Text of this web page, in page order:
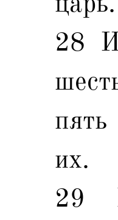
28
их.
29